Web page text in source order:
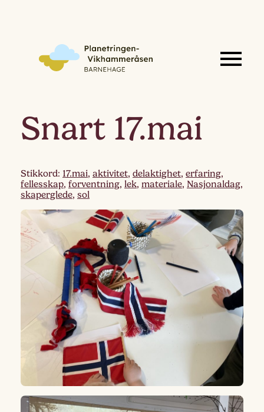
Snart 17.mai
Stikkord: 17.mai, aktivitet, delaktighet, erfaring,
fellesskap, forventning, lek, materiale, Nasjonaldag,
skaperglede, sol